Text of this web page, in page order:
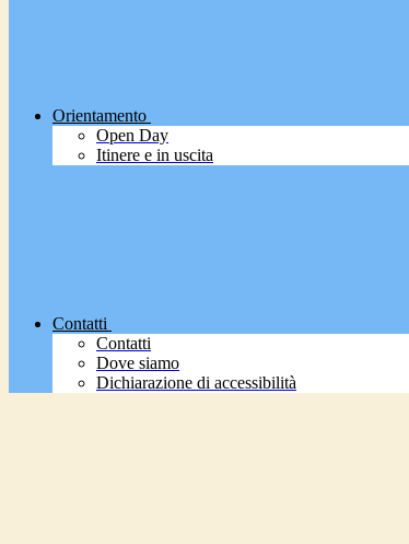
Orientamento
Open Day
Itinere e in uscita
Contatti
Contatti
Dove siamo
Dichiarazione di accessibilità